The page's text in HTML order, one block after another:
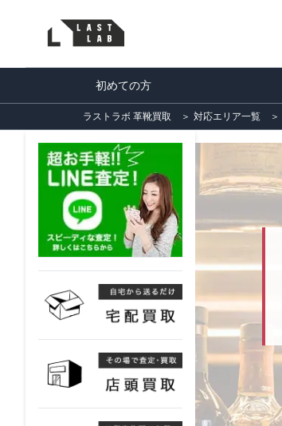
初めての方
ラストラボ 革靴買取 ＞ 対応エリア一覧 ＞